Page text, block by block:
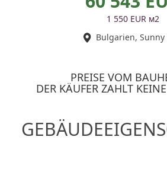
1 550 EUR м2
Bulgarien, Sunny
PREISE VOM
DER KÄUFER ZAHLT